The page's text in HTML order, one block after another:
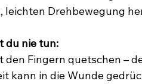
leichten Drehbewegung
du nie tun:
den Fingern quetschen –
kann in die Wunde